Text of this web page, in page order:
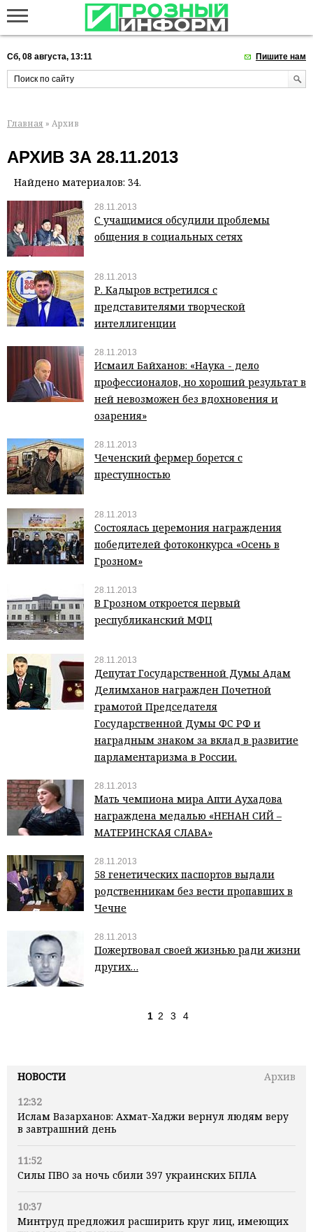
Сб, 08 августа, 13:11 Пишите нам
НОВОСТИ
Архив
12:32
Ислам Вазарханов: Ахмат-Хаджи вернул людям веру
в завтрашний день
11:52
Силы ПВО за ночь сбили 397 украинских БПЛА
10:37
Минтруд предложил расширить круг лиц, имеющих
Главная » Архив
АРХИВ ЗА 28.11.2013
Найдено материалов: 34.
28.11.2013
С учащимися обсудили проблемы
общения в социальных сетях
28.11.2013
Р. Кадыров встретился с
представителями творческой
интеллигенции
28.11.2013
Исмаил Байханов: «Наука - дело
профессионалов, но хороший результат в
ней невозможен без вдохновения и
озарения»
28.11.2013
Чеченский фермер борется с
преступностью
28.11.2013
Состоялась церемония награждения
победителей фотоконкурса «Осень в
Грозном»
28.11.2013
В Грозном откроется первый
республиканский МФЦ
28.11.2013
Депутат Государственной Думы Адам
Делимханов награжден Почетной
грамотой Председателя
Государственной Думы ФС РФ и
наградным знаком за вклад в развитие
парламентаризма в России.
28.11.2013
Мать чемпиона мира Апти Аухадова
награждена медалью «НЕНАН СИЙ –
МАТЕРИНСКАЯ СЛАВА»
28.11.2013
58 генетических паспортов выдали
родственникам без вести пропавших в
Чечне
28.11.2013
Пожертвовал своей жизнью ради жизни
других…
1 2 3 4